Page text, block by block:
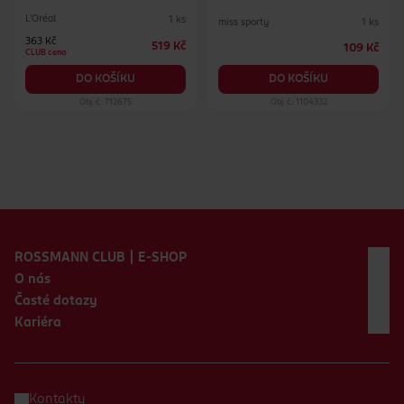
L'Oréal 1 ks
363 Kč
CLUB cena
519 Kč
DO KOŠÍKU
Obj. č.: 712675
miss sporty 1 ks
109 Kč
DO KOŠÍKU
Obj. č.: 1104332
ROSSMANN CLUB | E-SHOP
O nás
Časté dotazy
Kariéra
Kontakty